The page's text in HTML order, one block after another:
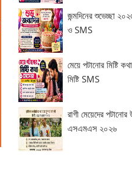
জন্মদিনের শুভেচ্ছা
ও SMS
মেয়ে পটানোর মিষ্টি
মিষ্টি SMS
রাগী মেয়েদের
এসএমএস ২০২৬